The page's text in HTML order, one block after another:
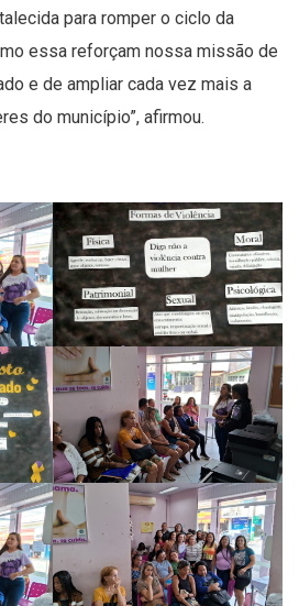
para romper o ciclo da
essa reforçam nossa missão de
e de ampliar cada vez mais a
do município”, afirmou.